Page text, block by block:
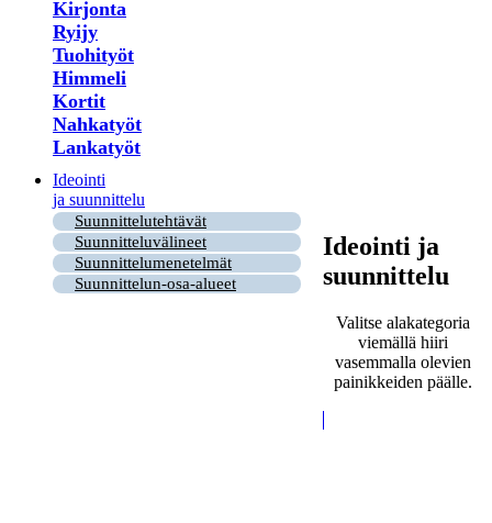
Kirjonta
Ryijy
Tuohityöt
Himmeli
Kortit
Nahkatyöt
Lankatyöt
Ideointi
ja suunnittelu
Suunnittelutehtävät
Suunnitteluvälineet
Suunnittelumenetelmät
Suunnittelun-osa-alueet
Ideointi ja
suunnittelu
Valitse alakategoria
viemällä hiiri
vasemmalla olevien
painikkeiden päälle.